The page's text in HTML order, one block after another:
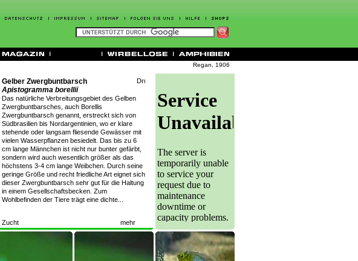
Regan, 1906
Gelber Zwergbuntbarsch
Apistogramma borellii
Das natürliche Verbreitungsgebiet des Gelben
Zwergbuntbarsches, auch Borellis
Zwergbuntbarsch genannt, erstreckt sich von
Südbrasilien bis Nordargentinien, wo er klare
stehende oder langsam fliesende Gewässer mit
vielen Wasserpflanzen besiedelt. Das bis zu 6
cm lange Männchen ist nicht nur bunter gefärbt,
sondern wird auch wesentlich größer als das
höchstens 3-4 cm lange Weibchen. Durch seine
geringe Größe und recht friedliche Art eignet sich
dieser Zwergbuntbarsch sehr gut für die Haltung
in einem Gesellschaftsbecken. Zum
Wohlbefinden der Tiere trägt eine dichte...